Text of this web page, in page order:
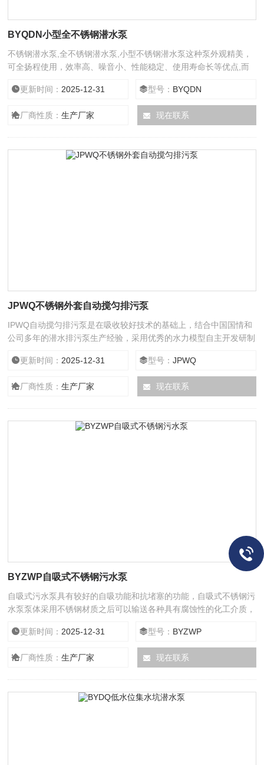
BYQDN小型全不锈钢潜水泵
不锈钢潜水泵,全不锈钢潜水泵,小型不锈钢潜水泵这种泵外观精美，
可全扬程使用，效率高、噪音小、性能稳定、使用寿命长等优点,而
象。更新时间： 2025-12-31 型号： BYQDN
厂商性质：生产厂家 现在联系
JPWQ不锈钢外套自动搅匀排污泵
IPWQ自动搅匀排污泵是在吸收较好技术的基础上，结合中国国情和
公司多年的潜水排污泵生产经验，采用优秀的水力模型自主开发研制
更新时间： 2025-12-31 型号：JPWQ
厂商性质：生产厂家 现在联系
BYZWP自吸式不锈钢污水泵
自吸式污水泵具有较好的自吸功能和抗堵塞的功能，自吸式不锈钢污
水泵泵体采用不锈钢材质之后可以输送各种具有腐蚀性的化工介质，
更新时间： 2025-12-31 型号： BYZWP
厂商性质：生产厂家 现在联系